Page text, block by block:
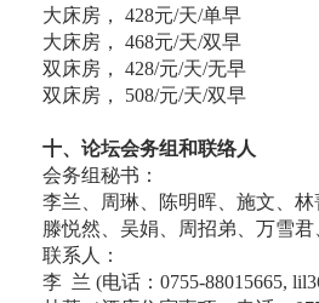
大床房， 428元/天/单早
大床房， 468元/天/双早
双床房， 428/元/天/无早
双床房， 508/元/天/双早
十、论坛会务组和联络人
会务组秘书：
李兰、周琳、陈明晖、施文、林
滕悦然、吴娟、周招弟、万雪
联系人：
李 兰 (电话：0755-88015665,